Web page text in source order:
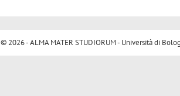
© 2026 - ALMA MATER STUDIORUM - Università di